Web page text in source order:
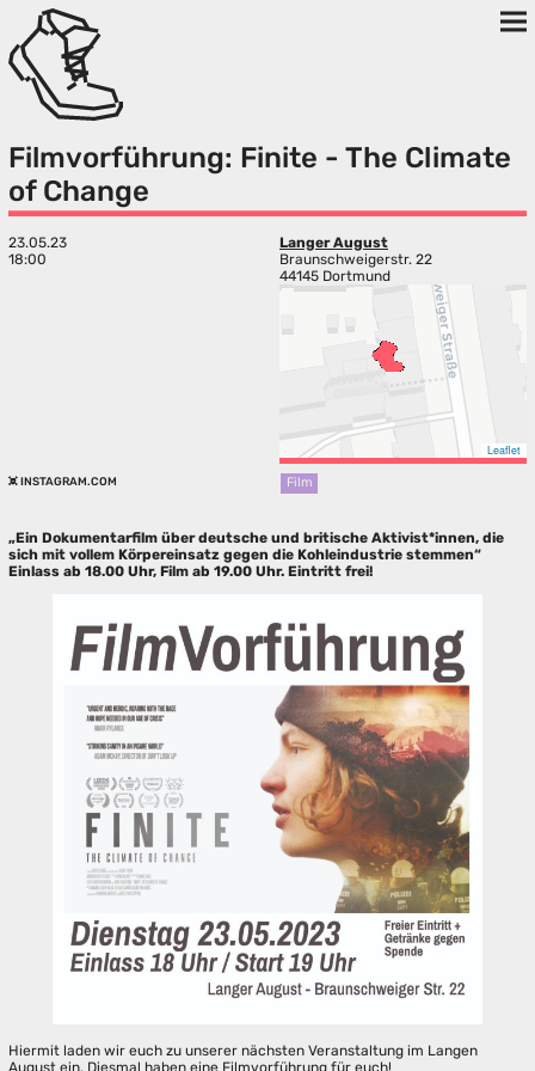
Filmvorführung: Finite - The Climate
of Change
23.05.23
18:00
Langer August
Braunschweigerstr. 22
44145 Dortmund
Leaflet
INSTAGRAM.COM Film
„Ein Dokumentarfilm über deutsche und britische Aktivist*innen, die
sich mit vollem Körpereinsatz gegen die Kohleindustrie stemmen“
Einlass ab 18.00 Uhr, Film ab 19.00 Uhr. Eintritt frei!
Hiermit laden wir euch zu unserer nächsten Veranstaltung im Langen
August ein. Diesmal haben eine Filmvorführung für euch!